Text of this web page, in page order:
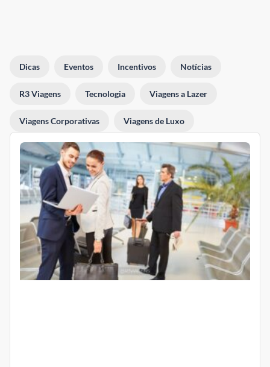
Dicas Eventos Incentivos Notícias
R3 Viagens Tecnologia Viagens a Lazer
Viagens Corporativas Viagens de Luxo